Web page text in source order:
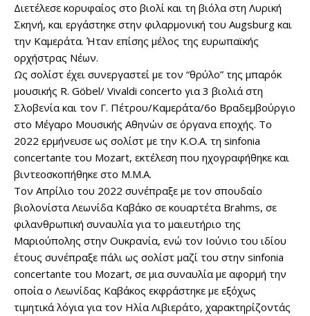
Διετέλεσε κορυφαίος στο βιολί και τη βιόλα στη Λυρική
Σκηνή, και εργάστηκε στην φιλαρμονική του Augsburg και
την Καμεράτα. Ήταν επίσης μέλος της ευρωπαϊκής
ορχήστρας Νέων.
Ως σολίστ έχει συνεργαστεί με τον “θρύλο” της μπαρόκ
μουσικής R. Göbel/ Vivaldi concertο για 3 βιολιά στη
Σλοβενία και τον Γ. Πέτρου/Καμεράτα/6ο Βραδεμβούργιο
στο Μέγαρο Μουσικής Αθηνών σε όργανα εποχής. Το
2022 ερμήνευσε ως σολίστ με την Κ.Ο.Α. τη sinfonia
concertante του Mozart, εκτέλεση που ηχογραφήθηκε και
βιντεοσκοπήθηκε στο Μ.Μ.Α.
Τον Απρίλιο του 2022 συνέπραξε με τον σπουδαίο
βιολονίστα Λεωνίδα Καβάκο σε κουαρτέτα Brahms, σε
φιλανθρωπική συναυλία για το μαιευτήριο της
Μαριούπολης στην Ουκρανία, ενώ τον Ιούνιο του ιδίου
έτους συνέπραξε πάλι ως σολίστ μαζί του στην sinfonia
concertante του Mozart, σε μια συναυλία με αφορμή την
οποία ο Λεωνίδας Καβάκος εκφράστηκε με εξόχως
τιμητικά λόγια για τον Ηλία Λιβιεράτο, χαρακτηρίζοντάς